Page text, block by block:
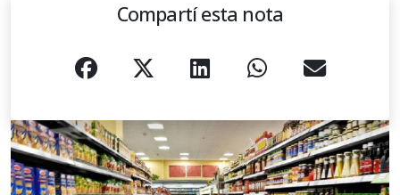
Compartí esta nota